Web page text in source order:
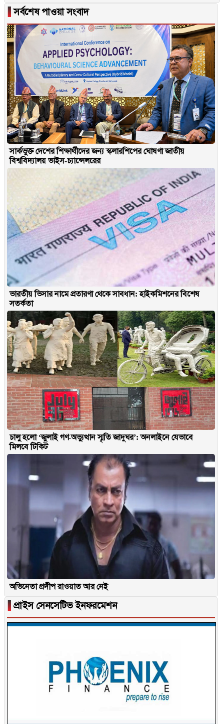
▐সর্বশেষ পাওয়া সংবাদ
সার্কভুক্ত দেশের শিক্ষার্থীদের জন্য স্কলারশিপের ঘোষণা জাতীয়
বিশ্ববিদ্যালয় ভাইস-চ্যান্সেলরের
ভারতীয় ভিসার নামে প্রতারণা থেকে সাবধান: হাইকমিশনের বিশেষ
সতর্কতা
চালু হলো ‘জুলাই গণ-অভ্যুত্থান স্মৃতি জাদুঘর’: অনলাইনে যেভাবে
মিলবে টিকিট
অভিনেতা প্রদীপ রাওয়াত আর নেই
▐ প্রাইস সেনসেটিভ ইনফরমেশন